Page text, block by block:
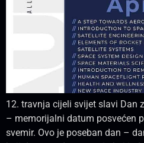
12. travnja cijeli svijet slavi Dan
– memorijalni datum posvećen
svemir. Ovo je poseban dan –